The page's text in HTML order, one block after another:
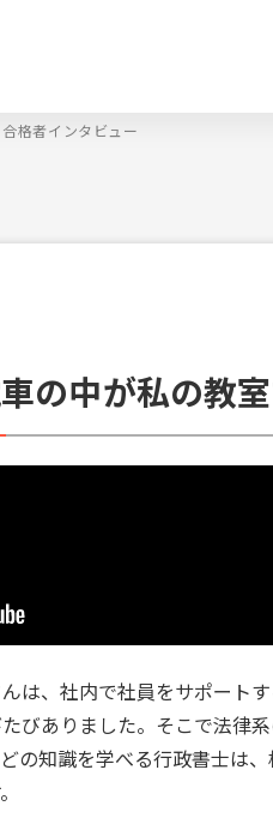
合格者インタビュー
の中が私の教室
は、社内で社員をサポート
びありました。そこで法律
の知識を学べる行政書士は